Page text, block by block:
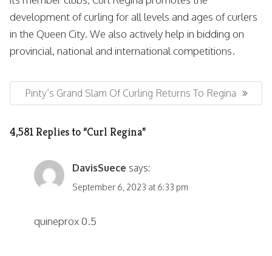
development of curling for all levels and ages of curlers
in the Queen City. We also actively help in bidding on
provincial, national and international competitions.
Post
navigation
Next
Post:
Pinty’s Grand Slam Of Curling Returns To Regina
4,581 Replies to “Curl Regina”
DavisSuece says:
September 6, 2023 at 6:33 pm
quineprox 0.5